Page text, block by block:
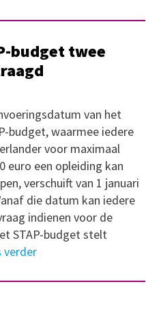
budget twee
van het
budget, waarmee iedere
voor maximaal
euro een opleiding kan
verschuift van 1 januari
die datum kan iedere
indienen voor de
STAP-budget stelt
verder